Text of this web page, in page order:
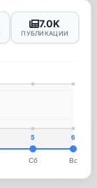
7.0K
ПУБЛИКАЦИИ